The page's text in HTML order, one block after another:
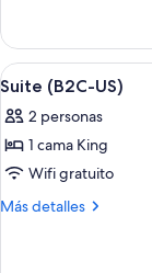
View,
B2C-
US)
junior
(Tropical
View,
US)
Abrir
todas
las
fotos
de
Suite
4
Suite (B2C-US)
2 personas
1 cama King
Wifi gratuito
Más detalles
Más